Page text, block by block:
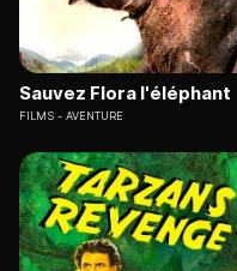
Sauvez Flora l'éléphant
FILMS AVENTURE